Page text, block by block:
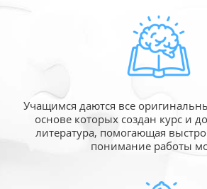
Учащимся даются все
основе которых создан курс и
литература, помогающая
понимание работы